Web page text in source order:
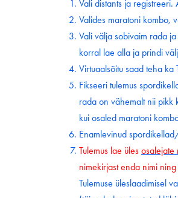
Vali distants ja registreeri.
Valides maratoni kombo,
Vali välja sobivaim rada
korral lae alla ja prindi
Virtuaalsõitu saad teha
Fikseeri tulemus
rada on vähemalt nii pikk
kui osaled maratoni
Enamlevinud
Tulemus lae üles osalejate
nimekirjast enda nimi
Tulemuse üleslaadimisel